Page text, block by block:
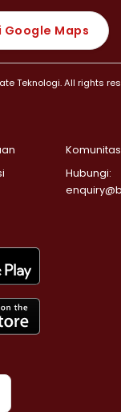
Google Maps
Teknologi. All rights
Komunitas
Hubungi: